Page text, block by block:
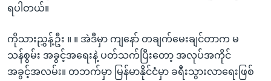
ရပါတယ်။
ကိုသားညွှန့်ဦး ။ ။ အဲဒီမှာ ကျနော် တချက်မေးချင်တာက မ
သန်စွမ်း အခွင့်အရေးနဲ့ ပတ်သက်ပြီးတော့ အလုပ်အကိုင်
အခွင့်အလမ်း။ တဘက်မှာ မြန်မာနိုင်ငံမှာ ခရီးသွားလာရေးဖြစ်